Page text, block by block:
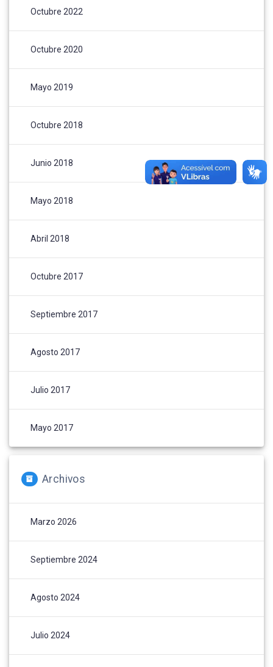
Octubre 2022
Octubre 2020
Mayo 2019
Octubre 2018
Junio 2018
Mayo 2018
Abril 2018
Octubre 2017
Septiembre 2017
Agosto 2017
Julio 2017
Mayo 2017
Archivos
Marzo 2026
Septiembre 2024
Agosto 2024
Julio 2024